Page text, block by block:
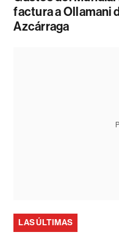
factura a Ollamani
Azcárraga
LAS ÚLTIMAS